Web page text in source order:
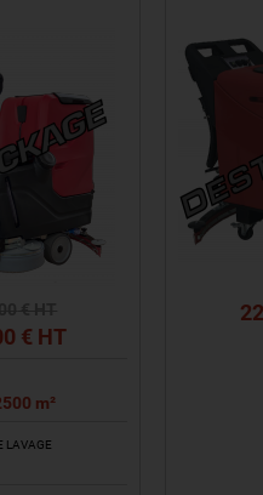
€ HT
m²
LAVAGE